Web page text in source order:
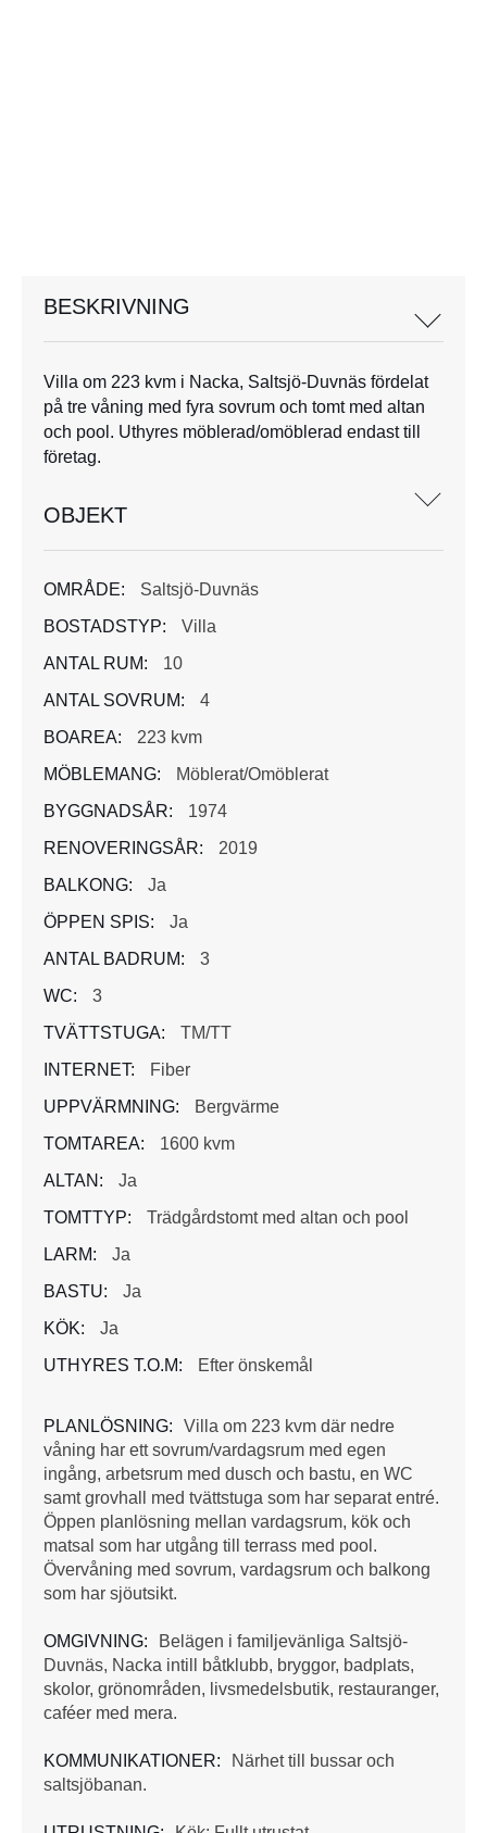
BESKRIVNING
Villa om 223 kvm i Nacka, Saltsjö-Duvnäs fördelat
på tre våning med fyra sovrum och tomt med altan
och pool. Uthyres möblerad/omöblerad endast till
företag.
OBJEKT
OMRÅDE:
Saltsjö-Duvnäs
BOSTADSTYP:
Villa
ANTAL RUM:
10
ANTAL SOVRUM:
4
BOAREA:
223 kvm
MÖBLEMANG:
Möblerat/Omöblerat
BYGGNADSÅR:
1974
RENOVERINGSÅR:
2019
BALKONG:
Ja
ÖPPEN SPIS:
Ja
ANTAL BADRUM:
3
WC:
3
TVÄTTSTUGA:
TM/TT
INTERNET:
Fiber
UPPVÄRMNING:
Bergvärme
TOMTAREA:
1600 kvm
ALTAN:
Ja
TOMTTYP:
Trädgårdstomt med altan och pool
LARM:
Ja
BASTU:
Ja
KÖK:
Ja
UTHYRES T.O.M:
Efter önskemål
PLANLÖSNING:
Villa om 223 kvm där nedre
våning har ett sovrum/vardagsrum med egen
ingång, arbetsrum med dusch och bastu, en WC
samt grovhall med tvättstuga som har separat entré.
Öppen planlösning mellan vardagsrum, kök och
matsal som har utgång till terrass med pool.
Övervåning med sovrum, vardagsrum och balkong
som har sjöutsikt.
OMGIVNING:
Belägen i familjevänliga Saltsjö-
Duvnäs, Nacka intill båtklubb, bryggor, badplats,
skolor, grönområden, livsmedelsbutik, restauranger,
caféer med mera.
KOMMUNIKATIONER:
Närhet till bussar och
saltsjöbanan.